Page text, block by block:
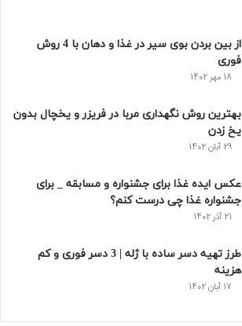
از بین بردن بوی سیر در غذا و دهان با 4 روش
فوری
18 مهر 1402
بهترین روش نگهداری مربا در فریزر و یخچال بدون
یخ زدن
29 آبان 1402
عکس ایده غذا برای جشنواره و مسابقه _ برای
جشنواره غذا چی درست کنم؟
21 آذر 1402
طرز تهیه دسر ساده با ژله | 3 دسر فوری و کم
هزینه
17 آبان 1402